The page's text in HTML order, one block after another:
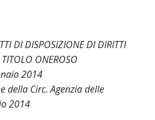
DI DISPOSIZIONE DI DIRITTI
ONEROSO
2014
della Circ. Agenzia delle
2014